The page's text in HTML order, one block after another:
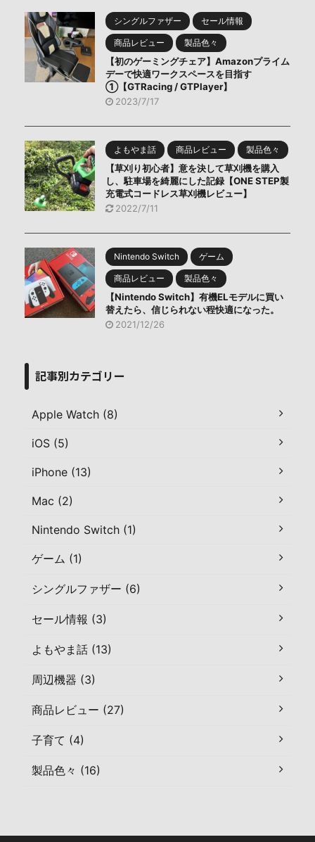
シングルファザー セール情報
商品レビュー 製品色々
【初のゲーミングチェア】Amazonプライム
デーで快適ワークスペースを目指す
①【GTRacing / GTPlayer】
2023/7/17
よもやま話 商品レビュー 製品色々
【草刈り初心者】意を決して草刈機を購入
し、駐車場を綺麗にした記録【ONE STEP製
充電式コードレス草刈機レビュー】
2022/7/11
Nintendo Switch ゲーム
商品レビュー 製品色々
【Nintendo Switch】有機ELモデルに買い
替えたら、信じられない程快適になった。
2021/12/26
記事別カテゴリー
Apple Watch (8)
iOS (5)
iPhone (13)
Mac (2)
Nintendo Switch (1)
ゲーム (1)
シングルファザー (6)
セール情報 (3)
よもやま話 (13)
周辺機器 (3)
商品レビュー (27)
子育て (4)
製品色々 (16)